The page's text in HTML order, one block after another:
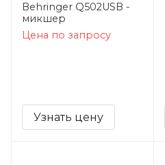
Behringer Q502USB -
микшер
Цена по запросу
Узнать цену